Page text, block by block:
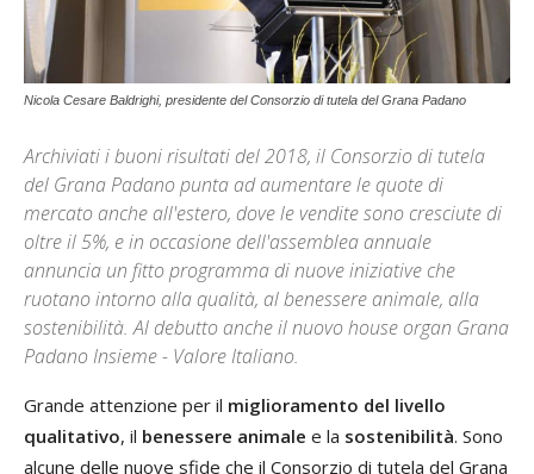
Nicola Cesare Baldrighi, presidente del Consorzio di tutela del Grana Padano
Archiviati i buoni risultati del 2018, il Consorzio di tutela
del Grana Padano punta ad aumentare le quote di
mercato anche all'estero, dove le vendite sono cresciute di
oltre il 5%, e in occasione dell'assemblea annuale
annuncia un fitto programma di nuove iniziative che
ruotano intorno alla qualità, al benessere animale, alla
sostenibilità. Al debutto anche il nuovo house organ Grana
Padano Insieme - Valore Italiano.
Grande attenzione per il miglioramento del livello
qualitativo, il benessere animale e la sostenibilità. Sono
alcune delle nuove sfide che il Consorzio di tutela del Grana